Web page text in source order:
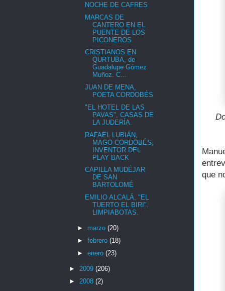
que
NOCHE DE CAFRES
MARCAS DE
CANTERO EN EL
PUENTE DE LOS
PICONEROS
CRISTIANOS EN
QURTUBA, de
Guadalupe Gómez
Muñoz. C...
JUAN DE MENA,
POETA CORDOBÉS
"EL HOTEL DE LAS
PAVAS", CASAS DE
LA JUDERÍA.
RAFAEL LUBIÁN,
MAGO CORDOBÉS,
INVENTOR DEL
PLAY BACK
CAPILLA MUDÉJAR
DE SAN
BARTOLOMÉ
EMILIO ALCALÁ, "EL
TUERTO EL BIRI".
LIMPIABOTAS.
► marzo (20)
► febrero (18)
► enero (23)
► 2009 (206)
► 2008 (2)